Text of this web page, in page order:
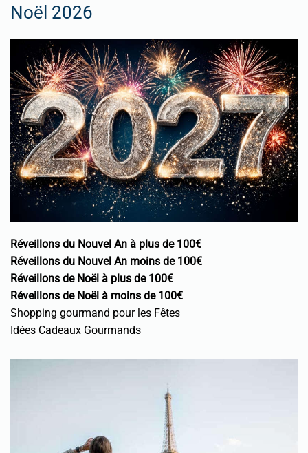
Noël 2026
Réveillons du Nouvel An à plus de 100€
Réveillons du Nouvel An moins de 100€
Réveillons de Noël à plus de 100€
Réveillons de Noël à moins de 100€
Shopping gourmand pour les Fêtes
Idées Cadeaux Gourmands